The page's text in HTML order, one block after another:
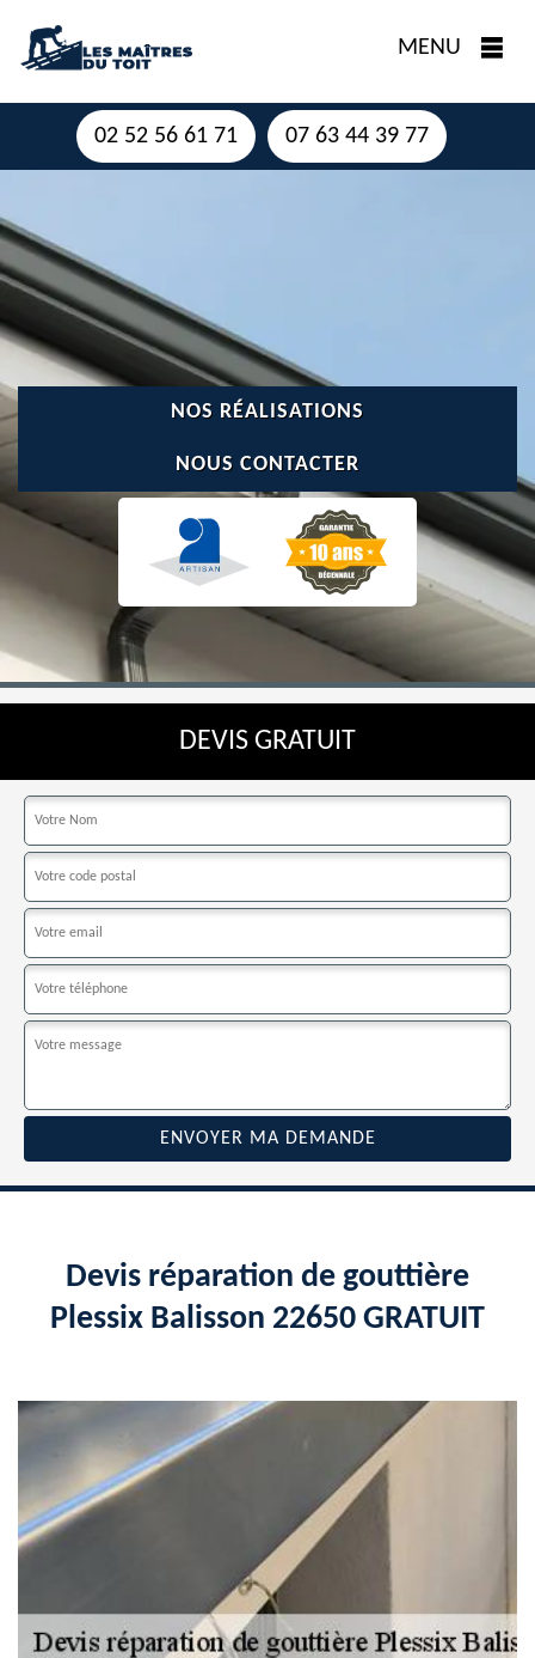
MENU
02 52 56 61 71 07 63 44 39 77
NOS RÉALISATIONS
NOUS CONTACTER
DEVIS GRATUIT
Devis réparation de gouttière
Plessix Balisson 22650 GRATUIT